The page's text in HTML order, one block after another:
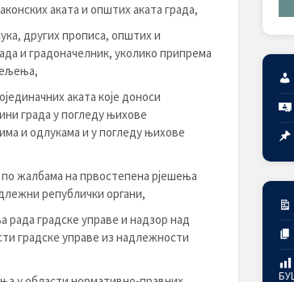
аката и општих аката града,
других прописа, општих и
и градоначелник, уколико припрема
аката које доноси
града у погледу њихове
и одлукама и у погледу њихове
жалбама на првостепена рјешења
републички органи,
рада градске управе и надзор над
градске управе из надлежности